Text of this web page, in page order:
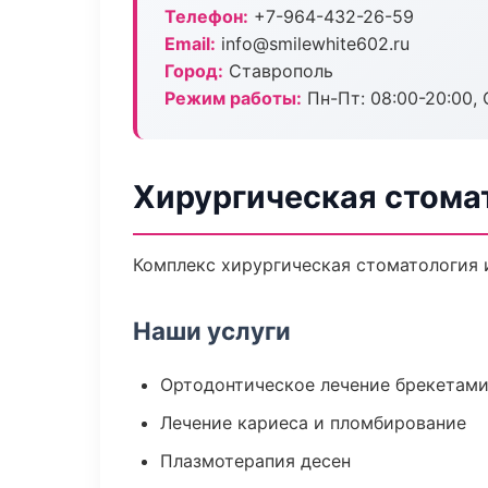
Телефон: +7-964-432-26-59
Email: info@smilewhite602.ru
Город: Ставрополь
Режим работы: Пн-Пт: 08:00-20:00,
Хирургическая
Комплекс хирургическая
Наши услуги
Ортодонтическое лечение
Лечение кариеса и пломбирование
Плазмотерапия десен